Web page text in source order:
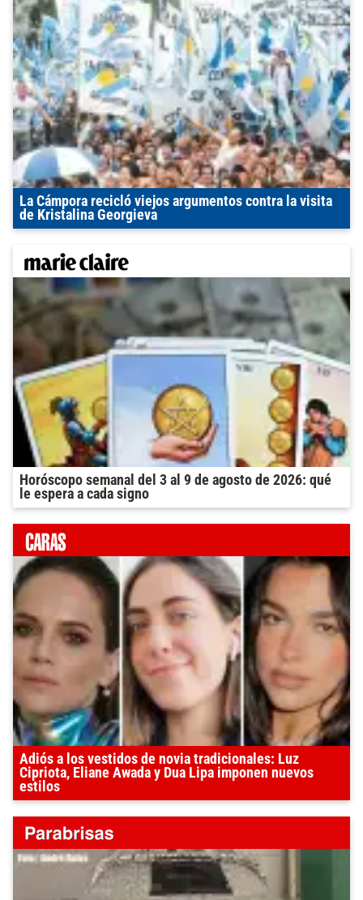
La Cámpora recicló viejos argumentos contra la visita
de Kristalina Georgieva
Horóscopo semanal del 3 al 9 de agosto de 2026: qué
le espera a cada signo
Adiós a los vestidos de novia tradicionales: Luz
Cipriota, Eliane Awada y Dua Lipa imponen nuevos
estilos